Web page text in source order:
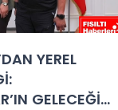
YEREL
GELECEĞİ